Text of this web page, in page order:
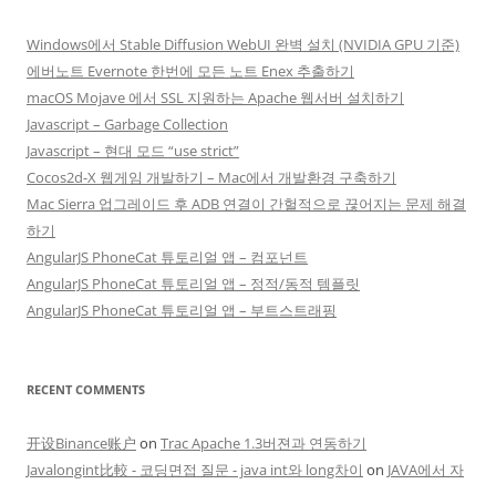
Windows에서 Stable Diffusion WebUI 완벽 설치 (NVIDIA GPU 기준)
에버노트 Evernote 한번에 모든 노트 Enex 추출하기
macOS Mojave 에서 SSL 지원하는 Apache 웹서버 설치하기
Javascript – Garbage Collection
Javascript – 현대 모드 “use strict”
Cocos2d-X 웹게임 개발하기 – Mac에서 개발환경 구축하기
Mac Sierra 업그레이드 후 ADB 연결이 간헐적으로 끊어지는 문제 해결
하기
AngularJS PhoneCat 튜토리얼 앱 – 컴포넌트
AngularJS PhoneCat 튜토리얼 앱 – 정적/동적 템플릿
AngularJS PhoneCat 튜토리얼 앱 – 부트스트래핑
RECENT COMMENTS
开设Binance账户 on Trac Apache 1.3버젼과 연동하기
Javalongint比較 - 코딩면접 질문 - java int와 long차이 on JAVA에서 자